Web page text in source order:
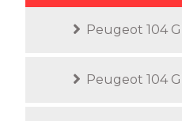
Peugeot 104
Peugeot 104